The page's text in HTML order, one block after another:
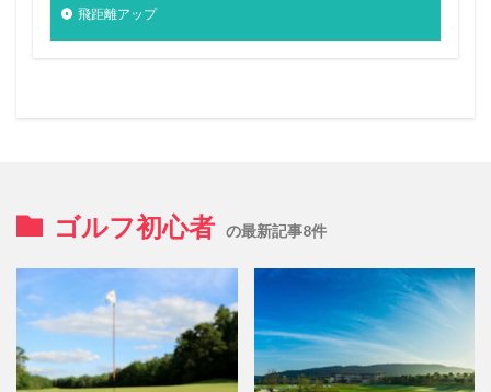
飛距離アップ
ゴルフ初心者 の最新記事8件